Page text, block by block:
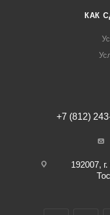
КАК
+7 (812)
192007,